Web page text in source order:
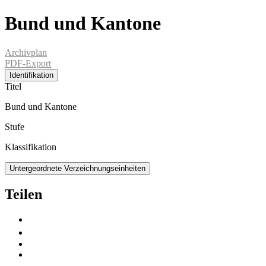
Bund und Kantone
Archivplan
PDF-Export
Identifikation
Titel
Bund und Kantone
Stufe
Klassifikation
Untergeordnete Verzeichnungseinheiten
Teilen